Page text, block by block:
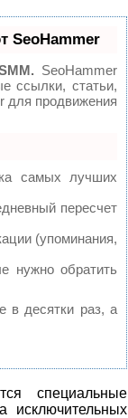
SeoHammer
SeoHammer
ссылки, статьи,
для продвижения
самых лучших
пересчет
(упоминания,
нужно обратить
в десятки раз, а
специальные
исключительных